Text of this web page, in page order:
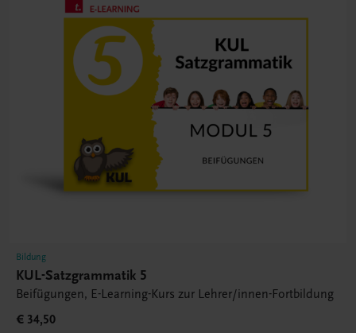
Bildung
KUL-Satzgrammatik 5
Beifügungen, E-Learning-Kurs zur Lehrer/innen-Fortbildung
€ 34,50